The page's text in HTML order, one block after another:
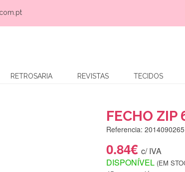
RETROSARIA REVISTAS TECIDOS
FECHO ZIP
Referencia: 2014090265
0.84€ c/ IVA
DISPONÍVEL (EM